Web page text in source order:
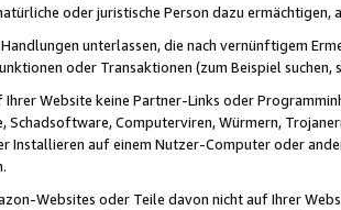
oder juristische Person dazu
unterlassen, die nach vernünftigem
oder Transaktionen (zum Beispiel
Ihrer Website keine Partner-Links oder
Schadsoftware, Computerviren, Würmern,
Installieren auf einem Nutzer-Computer oder
Websites oder Teile davon nicht auf Ihrer